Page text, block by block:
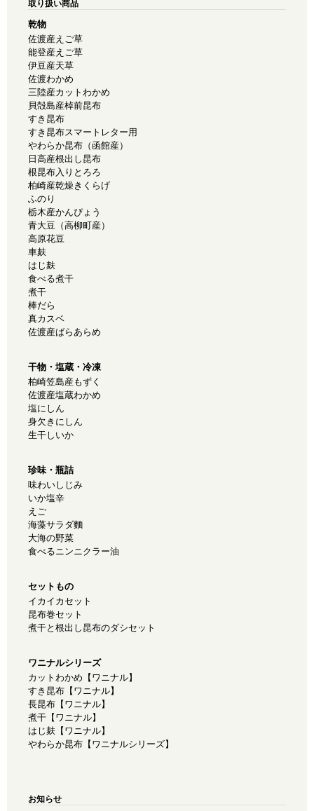
取り扱い商品
乾物
佐渡産えご草
能登産えご草
伊豆産天草
佐渡わかめ
三陸産カットわかめ
貝殻島産棹前昆布
すき昆布
すき昆布スマートレター用
やわらか昆布（函館産）
日高産根出し昆布
根昆布入りとろろ
柏崎産乾燥きくらげ
ふのり
栃木産かんぴょう
青大豆（高柳町産）
高原花豆
車麸
はじ麸
食べる煮干
煮干
棒だら
真カスベ
佐渡産ばらあらめ
干物・塩蔵・冷凍
柏崎笠島産もずく
佐渡産塩蔵わかめ
塩にしん
身欠きにしん
生干しいか
珍味・瓶詰
味わいしじみ
いか塩辛
えご
海藻サラダ麵
大海の野菜
食べるニンニクラー油
セットもの
イカイカセット
昆布巻セット
煮干と根出し昆布のダシセット
ワニナルシリーズ
カットわかめ【ワニナル】
すき昆布【ワニナル】
長昆布【ワニナル】
煮干【ワニナル】
はじ麸【ワニナル】
やわらか昆布【ワニナルシリーズ】
お知らせ